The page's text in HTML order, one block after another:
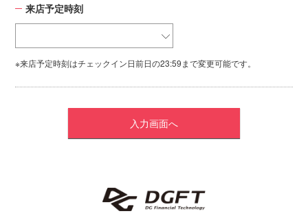
来店予定時刻
※来店予定時刻はチェックイン日前日の23:59まで変更可能です。